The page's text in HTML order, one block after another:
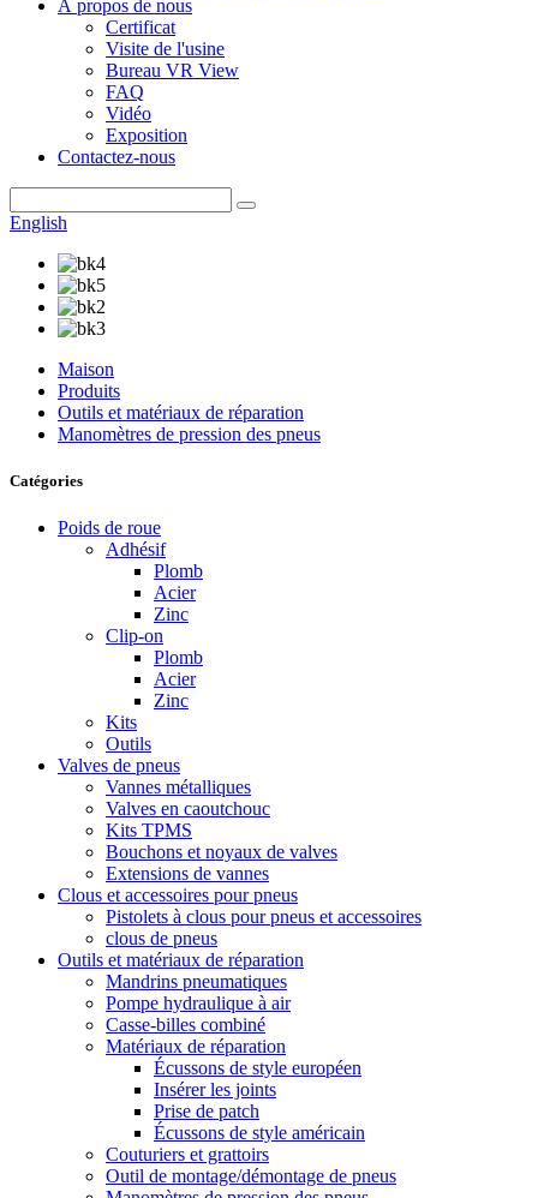
À propos de nous
Certificat
Visite de l'usine
Bureau VR View
FAQ
Vidéo
Exposition
Contactez-nous
English
Maison
Produits
Outils et matériaux de réparation
Manomètres de pression des pneus
Catégories
Poids de roue
Adhésif
Plomb
Acier
Zinc
Clip-on
Plomb
Acier
Zinc
Kits
Outils
Valves de pneus
Vannes métalliques
Valves en caoutchouc
Kits TPMS
Bouchons et noyaux de valves
Extensions de vannes
Clous et accessoires pour pneus
Pistolets à clous pour pneus et accessoires
clous de pneus
Outils et matériaux de réparation
Mandrins pneumatiques
Pompe hydraulique à air
Casse-billes combiné
Matériaux de réparation
Écussons de style européen
Insérer les joints
Prise de patch
Écussons de style américain
Couturiers et grattoirs
Outil de montage/démontage de pneus